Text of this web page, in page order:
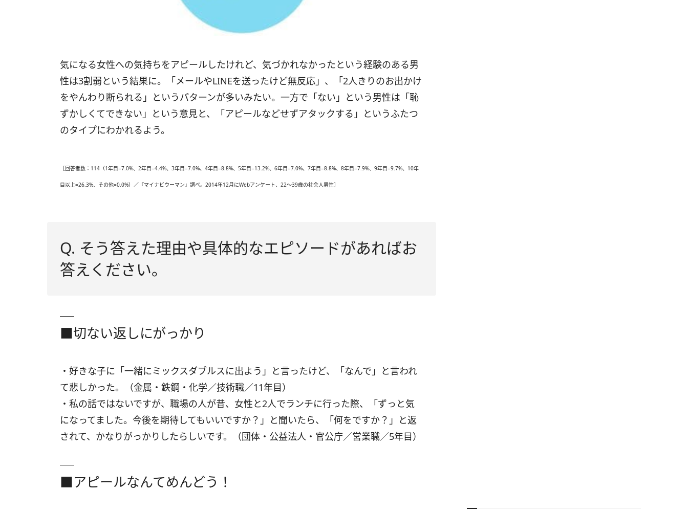
気になる女性への気持ちをアピールしたけれど、気づかれなかったという経験のある男
性は3割弱という結果に。「メールやLINEを送ったけど無反応」、「2人きりのお出かけ
をやんわり断られる」というパターンが多いみたい。一方で「ない」という男性は「恥
ずかしくてできない」という意見と、「アピールなどせずアタックする」というふたつ
のタイプにわかれるよう。
［回答者数：114（1年目=7.0%、2年目=4.4%、3年目=7.0%、4年目=8.8%、5年目=13.2%、6年目=7.0%、7年目=8.8%、8年目=7.9%、9年目=9.7%、10年
目以上=26.3%、その他=0.0%）／『マイナビウーマン』調べ。2014年12月にWebアンケート、22～39歳の社会人男性］
Q. そう答えた理由や具体的なエピソードがあればお
答えください。
■切ない返しにがっかり
・好きな子に「一緒にミックスダブルスに出よう」と言ったけど、「なんで」と言われ
て悲しかった。（金属・鉄鋼・化学／技術職／11年目）
・私の話ではないですが、職場の人が昔、女性と2人でランチに行った際、「ずっと気
になってました。今後を期待してもいいですか？」と聞いたら、「何をですか？」と返
されて、かなりがっかりしたらしいです。（団体・公益法人・官公庁／営業職／5年目）
■アピールなんてめんどう！